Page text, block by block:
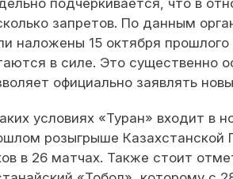
запретов. По данным
наложены 15 октября
в силе. Это существенно
официально заявлять
условиях «Туран» входит в
розыгрыше Казахстанской
в 26 матчах. Также стоит